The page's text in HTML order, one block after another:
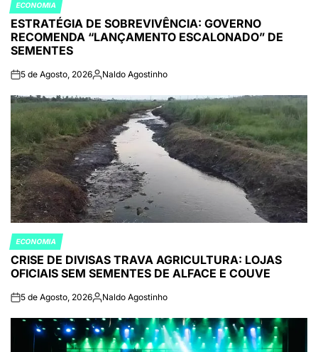
POSTED
IN
ECONOMIA
ESTRATÉGIA DE SOBREVIVÊNCIA: GOVERNO
RECOMENDA “LANÇAMENTO ESCALONADO” DE
SEMENTES
on5 de Agosto, 2026Publicado
Naldo Agostinho
POSTED
IN
ECONOMIA
CRISE DE DIVISAS TRAVA AGRICULTURA: LOJAS
OFICIAIS SEM SEMENTES DE ALFACE E COUVE
on5 de Agosto, 2026Publicado
Naldo Agostinho